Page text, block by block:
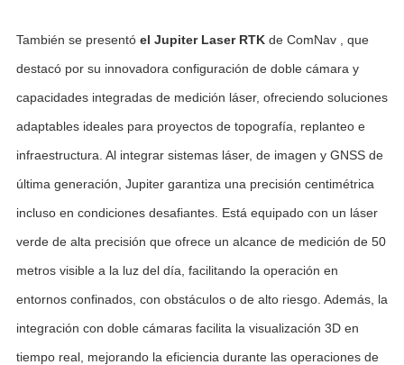
También se presentó el Jupiter Laser RTK de ComNav , que
destacó por su innovadora configuración de doble cámara y
capacidades integradas de medición láser, ofreciendo soluciones
adaptables ideales para proyectos de topografía, replanteo e
infraestructura. Al integrar sistemas láser, de imagen y GNSS de
última generación, Jupiter garantiza una precisión centimétrica
incluso en condiciones desafiantes. Está equipado con un láser
verde de alta precisión que ofrece un alcance de medición de 50
metros visible a la luz del día, facilitando la operación en
entornos confinados, con obstáculos o de alto riesgo. Además, la
integración con doble cámaras facilita la visualización 3D en
tiempo real, mejorando la eficiencia durante las operaciones de